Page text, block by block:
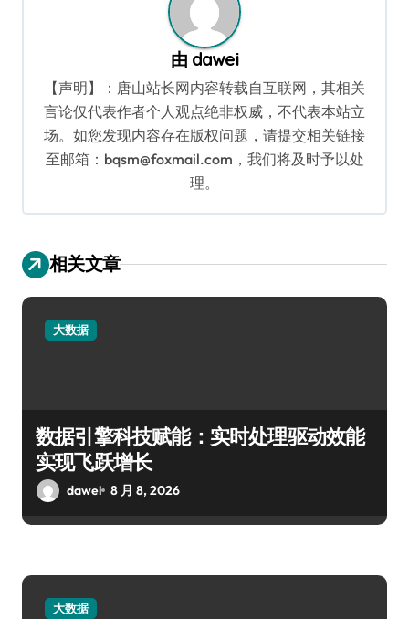
由 dawei
【声明】：唐山站长网内容转载自互联网，其相关
言论仅代表作者个人观点绝非权威，不代表本站立
场。如您发现内容存在版权问题，请提交相关链接
至邮箱：bqsm@foxmail.com，我们将及时予以处
理。
相关文章
大数据
数据引擎科技赋能：实时处理驱动效能
实现飞跃增长
dawei 8 月 8, 2026
大数据